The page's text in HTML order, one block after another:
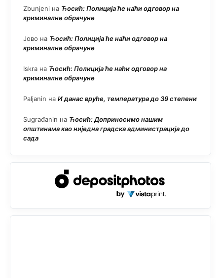
Zbunjeni на Ћосић: Полиција ће наћи одговор на
криминалне обрачуне
Јово на Ћосић: Полиција ће наћи одговор на
криминалне обрачуне
Iskra на Ћосић: Полиција ће наћи одговор на
криминалне обрачуне
Paljanin на И данас вруће, температура до 39 степени
Sugrađanin на Ћосић: Доприносимо нашим
општинама као ниједна градска администрација до
сада